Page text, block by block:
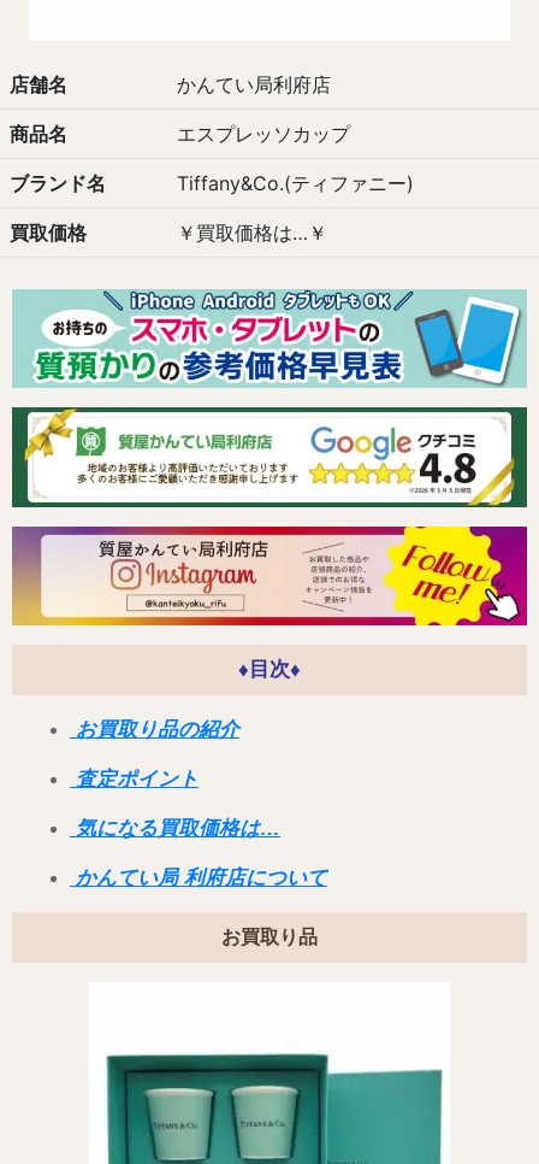
店舗名 かんてい局利府店
商品名 エスプレッソカップ
ブランド名 Tiffany&Co.(ティファニー)
買取価格 ￥買取価格は…￥
♦目次♦
お買取り品の紹介
査定ポイント
気になる買取価格は…
かんてい局 利府店について
お買取り品